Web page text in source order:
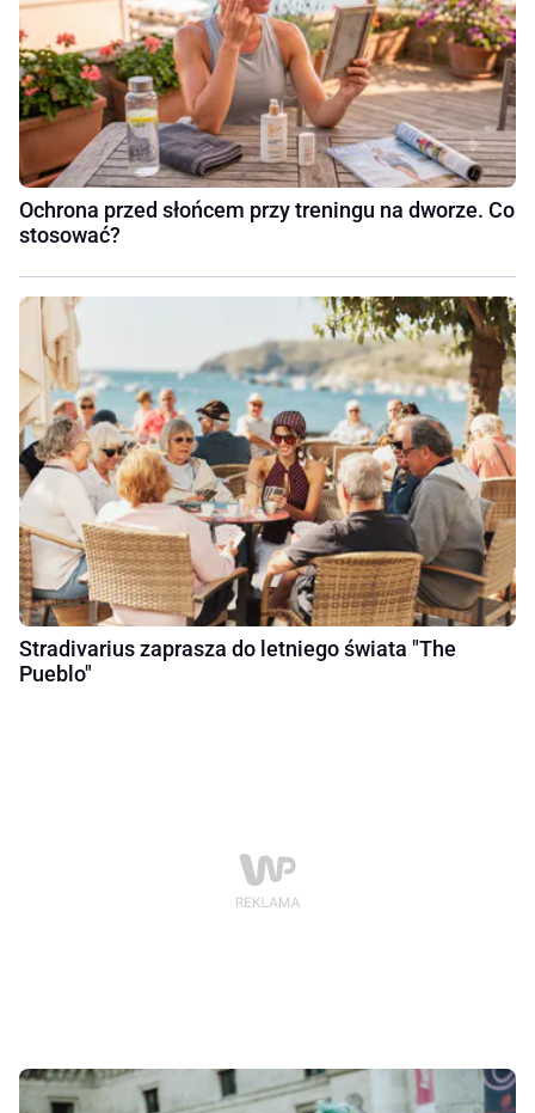
Ochrona przed słońcem przy treningu na dworze. Co
stosować?
Stradivarius zaprasza do letniego świata "The
Pueblo"